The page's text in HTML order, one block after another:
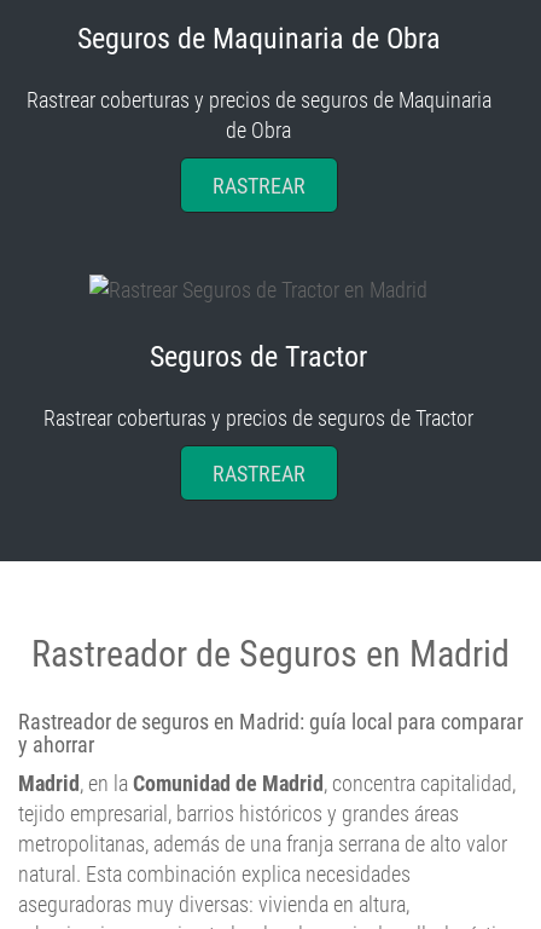
Seguros de Maquinaria de Obra
Rastrear coberturas y precios de seguros de Maquinaria
de Obra
RASTREAR
Seguros de Tractor
Rastrear coberturas y precios de seguros de Tractor
RASTREAR
Rastreador de Seguros en Madrid
Rastreador de seguros en Madrid: guía local para comparar
y ahorrar
Madrid, en laComunidad de Madrid, concentra capitalidad,
tejido empresarial, barrios históricos y grandes áreas
metropolitanas, además de una franja serrana de alto valor
natural. Esta combinación explica necesidades
aseguradoras muy diversas: vivienda en altura,